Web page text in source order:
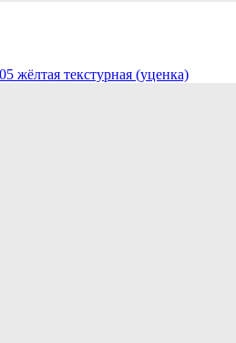
жёлтая текстурная (уценка)